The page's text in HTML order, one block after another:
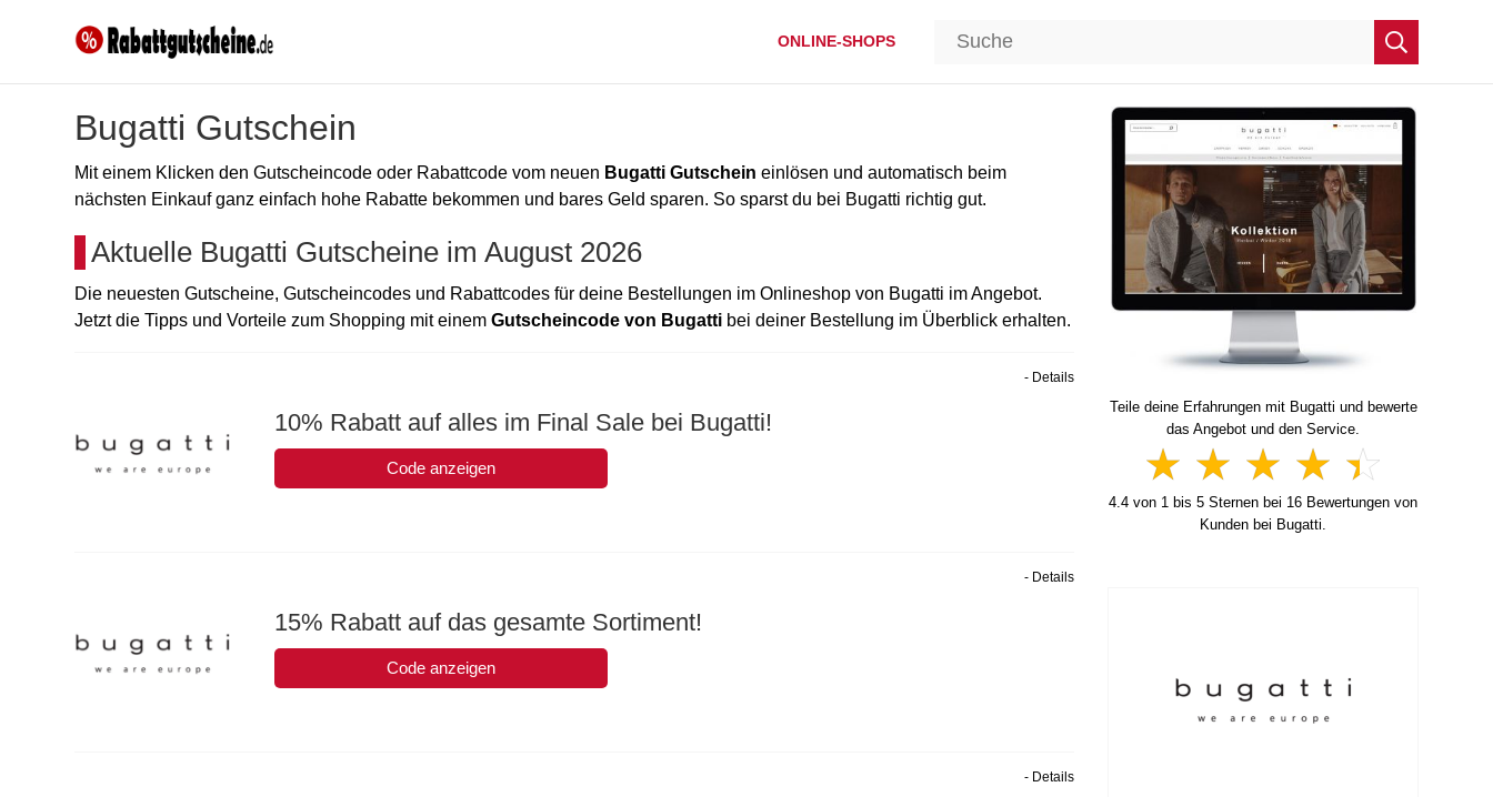
ONLINE-SHOPS
Bugatti Gutschein
Mit einem Klicken den Gutscheincode oder Rabattcode vom neuen Bugatti Gutschein einlösen und automatisch beim
nächsten Einkauf ganz einfach hohe Rabatte bekommen und bares Geld sparen. So sparst du bei Bugatti richtig gut.
Aktuelle Bugatti Gutscheine im August 2026
Die neuesten Gutscheine, Gutscheincodes und Rabattcodes für deine Bestellungen im Onlineshop von Bugatti im Angebot.
Jetzt die Tipps und Vorteile zum Shopping mit einem Gutscheincode von Bugatti bei deiner Bestellung im Überblick erhalten.
10% Rabatt auf alles im Final Sale bei Bugatti!
Code anzeigen
- Details
15% Rabatt auf das gesamte Sortiment!
Code anzeigen
- Details
- Details
Teile deine Erfahrungen mit Bugatti und bewerte
das Angebot und den Service.
4.4 von 1 bis 5 Sternen bei 16 Bewertungen von
Kunden bei Bugatti.